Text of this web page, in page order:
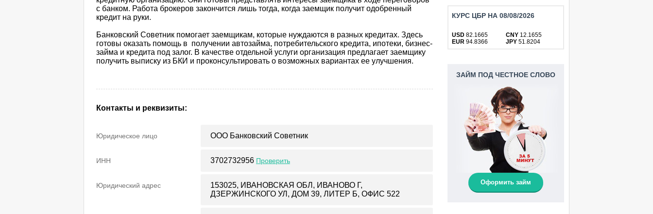
с банком. Работа брокеров закончится лишь тогда, когда заемщик получит одобренный
кредит на руки.
Банковский Советник помогает заемщикам, которые нуждаются в разных кредитах. Здесь
готовы оказать помощь в получении автозайма, потребительского кредита, ипотеки, бизнес-
займа и кредита под залог. В качестве отдельной услуги организация предлагает заемщику
получить выписку из БКИ и проконсультировать о возможных вариантах ее улучшения.
Контакты и реквизиты:
Юридическое лицо ООО Банковский Советник
ИНН 3702732956 Проверить
Юридический адрес
153025, ИВАНОВСКАЯ ОБЛ, ИВАНОВО Г,
ДЗЕРЖИНСКОГО УЛ, ДОМ 39, ЛИТЕР Б, ОФИС 522
КУРС ЦБР НА 08/08/2026
USD 82.1665 CNY 12.1655
EUR 94.8366 JPY 51.8204
ЗАЙМ ПОД ЧЕСТНОЕ СЛОВО
Оформить займ